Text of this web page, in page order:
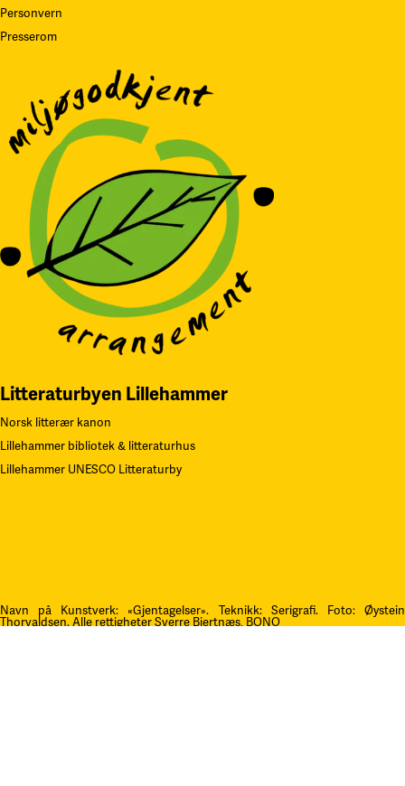
Personvern
Presserom
Litteraturbyen Lillehammer
Norsk litterær kanon
Lillehammer bibliotek & litteraturhus
Lillehammer UNESCO Litteraturby
Navn på Kunstverk: «Gjentagelser». Teknikk: Serigrafi. Foto: Øystein
Thorvaldsen. Alle rettigheter Sverre Bjertnæs, BONO